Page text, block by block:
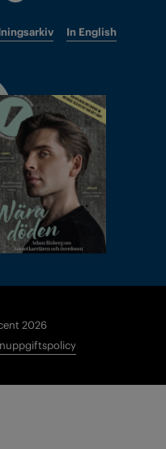
In English
2026